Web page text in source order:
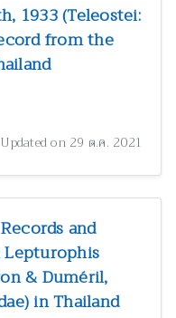
1933 (Teleostei:
from the
Updated on 29 ต.ค. 2021
and
& Duméril,
in Thailand